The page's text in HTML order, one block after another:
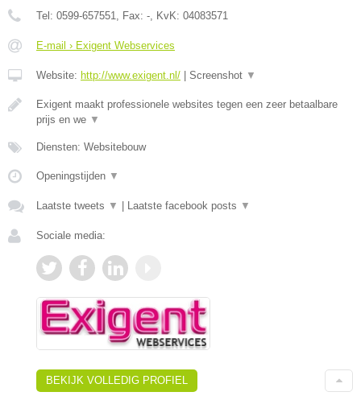
Tel: 0599-657551, Fax: -, KvK: 04083571
E-mail › Exigent Webservices
Website: http://www.exigent.nl/ Screenshot ▼
Exigent maakt professionele websites tegen een zeer betaalbare
prijs en we ▼
Diensten: Websitebouw
Openingstijden ▼
Laatste tweets ▼ Laatste facebook posts ▼
Sociale media:
BEKIJK VOLLEDIG PROFIEL